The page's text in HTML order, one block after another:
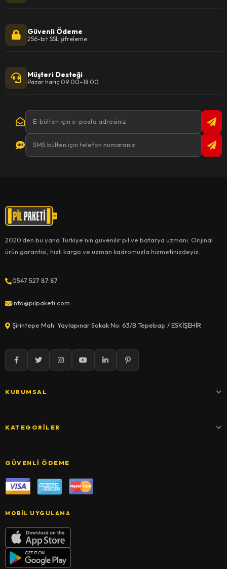
Güvenli Ödeme
256-bit SSL şifreleme
Müşteri Desteği
Pazar hariç 09:00–18:00
2020'den bu yana Türkiye'nin güvenilir pil ve batarya uzmanı. Orijinal
ürün garantisi, hızlı kargo ve uzman kadromuzla hizmetinizdeyiz.
0547 527 87 87
info@pilpaketi.com
Şirintepe Mah. Yaylapınar Sokak No: 63/B Tepebaşı / ESKİŞEHİR
KURUMSAL
KATEGORILER
GÜVENLI ÖDEME
MOBIL UYGULAMA